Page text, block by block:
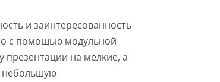
и заинтересованность
с помощью модульной
презентации на мелкие, а
небольшую